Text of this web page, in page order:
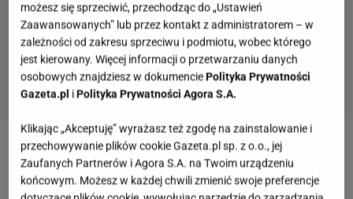
Zobacz wideoNietypowe zastosowania skórki od
banana. Wyczyścisz nią między innymi... skórzane
możesz się sprzeciwić, przechodząc do „Ustawień
Zaawansowanych” lub przez kontakt z administratorem – w
zależności od zakresu sprzeciwu i podmiotu, wobec którego
jest kierowany. Więcej informacji o przetwarzaniu danych
osobowych znajdziesz w dokumenciePolityka Prywatności
Gazeta.pl iPolityka Prywatności Agora S.A.
Klikając „Akceptuję” wyrażasz też zgodę na zainstalowanie i
przechowywanie plików cookie Gazeta.pl sp. z o.o., jej
Zaufanych Partnerów i Agora S.A. na Twoim urządzeniu
końcowym. Możesz w każdej chwili zmienić swoje preferencje